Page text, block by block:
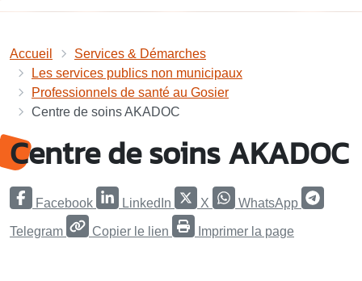
Accueil
Services & Démarches
Les services publics non municipaux
Professionnels de santé au Gosier
Centre de soins AKADOC
Centre de soins AKADOC
Facebook LinkedIn X WhatsApp
Telegram Copier le lien Imprimer la page